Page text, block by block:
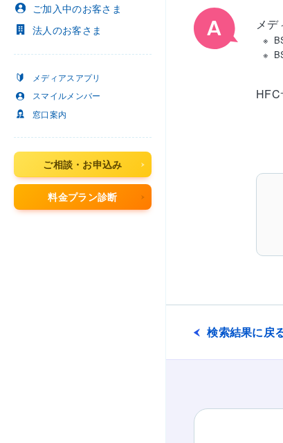
ご加入中のお客さま
法人 のお客さま
メディアスアプリ
スマイルメンバー
窓口案内
ご相談・お申込み
料金プラン診断
メデ
HFC
検索結果に戻